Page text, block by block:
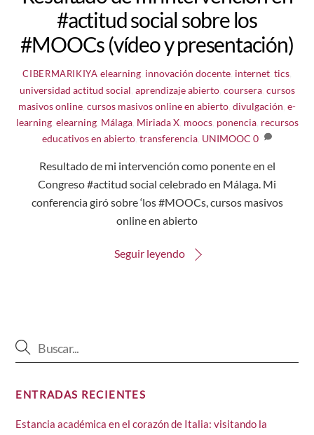
#actitud social sobre los
#MOOCs (vídeo y presentación)
CIBERMARIKIYA elearning, innovación docente, internet, tics,
universidad actitud social aprendizaje abierto, coursera, cursos
masivos online cursos masivos online en abierto divulgación e-
learning, elearning, Málaga, Miriada X, moocs, ponencia, recursos
educativos en abierto, transferencia, UNIMOOC 0
Resultado de mi intervención como ponente en el
Congreso #actitud social celebrado en Málaga. Mi
conferencia giró sobre ‘los #MOOCs, cursos masivos
online en abierto
Seguir leyendo
ENTRADAS RECIENTES
Estancia académica en el corazón de Italia: visitando la